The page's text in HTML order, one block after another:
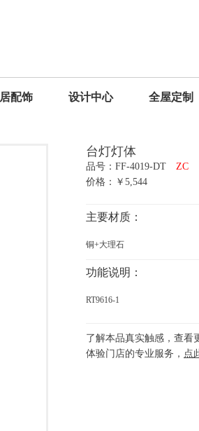
配饰 设计中心 全屋定制
台灯灯体
品号：FF-4019-DT
ZC
价格：￥5,544
主要材质：
铜+大理石
功能说明：
RT9616-1
了解本品真实触感，查看
体验门店的专业服务， 点